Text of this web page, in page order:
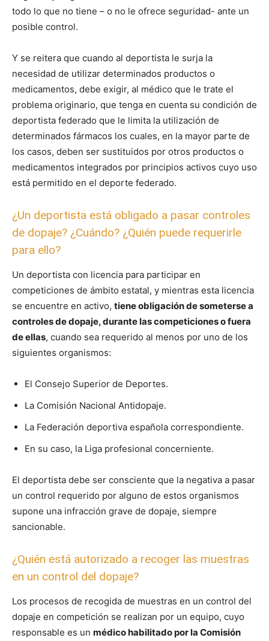
todo lo que no tiene – o no le ofrece seguridad- ante un
posible control.
Y se reitera que cuando al deportista le surja la
necesidad de utilizar determinados productos o
medicamentos, debe exigir, al médico que le trate el
problema originario, que tenga en cuenta su condición de
deportista federado que le limita la utilización de
determinados fármacos los cuales, en la mayor parte de
los casos, deben ser sustituidos por otros productos o
medicamentos integrados por principios activos cuyo uso
está permitido en el deporte federado.
¿Un deportista está obligado a pasar controles
de dopaje? ¿Cuándo? ¿Quién puede requerirle
para ello?
Un deportista con licencia para participar en
competiciones de ámbito estatal, y mientras esta licencia
se encuentre en activo, tiene obligación de someterse a
controles de dopaje, durante las competiciones o fuera
de ellas, cuando sea requerido al menos por uno de los
siguientes organismos:
El Consejo Superior de Deportes.
La Comisión Nacional Antidopaje.
La Federación deportiva española correspondiente.
En su caso, la Liga profesional concerniente.
El deportista debe ser consciente que la negativa a pasar
un control requerido por alguno de estos organismos
supone una infracción grave de dopaje, siempre
sancionable.
¿Quién está autorizado a recoger las muestras
en un control del dopaje?
Los procesos de recogida de muestras en un control del
dopaje en competición se realizan por un equipo, cuyo
responsable es un médico habilitado por la Comisión